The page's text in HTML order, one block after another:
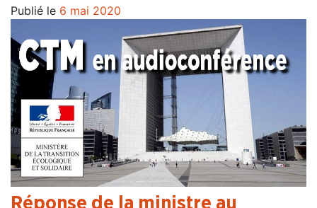
Publié le 6 mai 2020
Réponse de la ministre au